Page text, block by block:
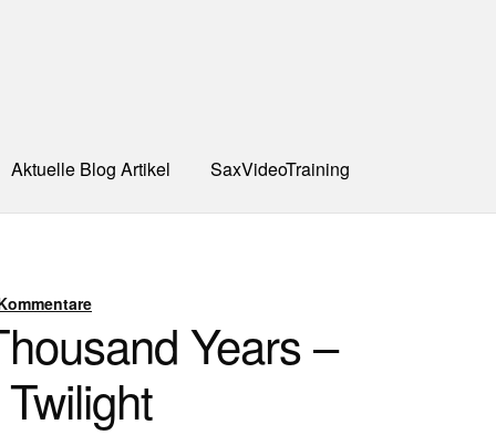
Aktuelle Blog Artikel SaxVideoTraining
Partner
Years –